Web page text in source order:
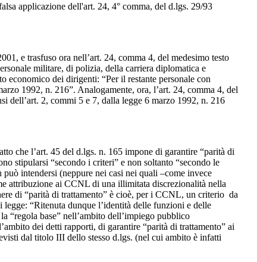
applicazione dell'art. 24, 4° comma, del d.lgs. 29/93
e trasfuso ora nell’art. 24, comma 4, del medesimo testo
militare, di polizia, della carriera diplomatica e
economico dei dirigenti: “Per il restante personale con
1992, n. 216”. Analogamente, ora, l’art. 24, comma 4, del
dell’art. 2, commi 5 e 7, dalla legge 6 marzo 1992, n. 216
che l’art. 45 del d.lgs. n. 165 impone di garantire “parità di
stipularsi “secondo i criteri” e non soltanto “secondo le
intendersi (neppure nei casi nei quali –come invece
attribuzione ai CCNL di una illimitata discrezionalità nella
di “parità di trattamento” è cioè, per i CCNL, un criterio da
“Ritenuta dunque l’identità delle funzioni e delle
“regola base” nell’ambito dell’impiego pubblico
dei detti rapporti, di garantire “parità di trattamento” ai
dal titolo III dello stesso d.lgs. (nel cui ambito è infatti